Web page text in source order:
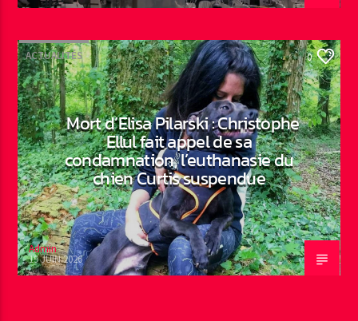
ACTUALITÉS 0
Mort d’Elisa Pilarski : Christophe
Ellul fait appel de sa
condamnation, l’euthanasie du
chien Curtis suspendue
Admin
19 JUIN 2026